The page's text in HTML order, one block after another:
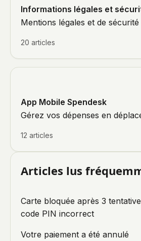
Informations légales et
Mentions légales et de sécurité
20 articles
App Mobile Spendesk
Gérez vos dépenses en
12 articles
Articles lus
Carte bloquée après 3
code PIN incorrect
Votre paiement a été annulé